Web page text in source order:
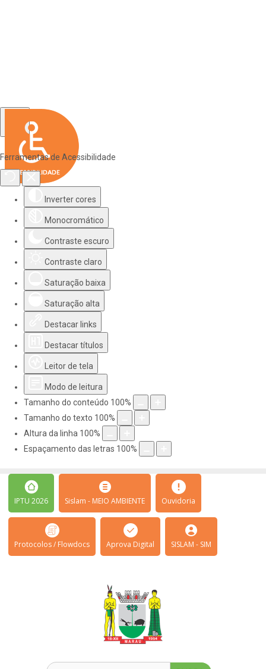
Ferramentas de Acessibilidade
Inverter cores
Monocromático
Contraste escuro
Contraste claro
Saturação baixa
Saturação alta
Destacar links
Destacar títulos
Leitor de tela
Modo de leitura
Tamanho do conteúdo 100%
Tamanho do texto 100%
Altura da linha 100%
Espaçamento das letras 100%
IPTU 2026 Sislam - MEIO AMBIENTE Ouvidoria
Protocolos / Flowdocs Aprova Digital SISLAM - SIM